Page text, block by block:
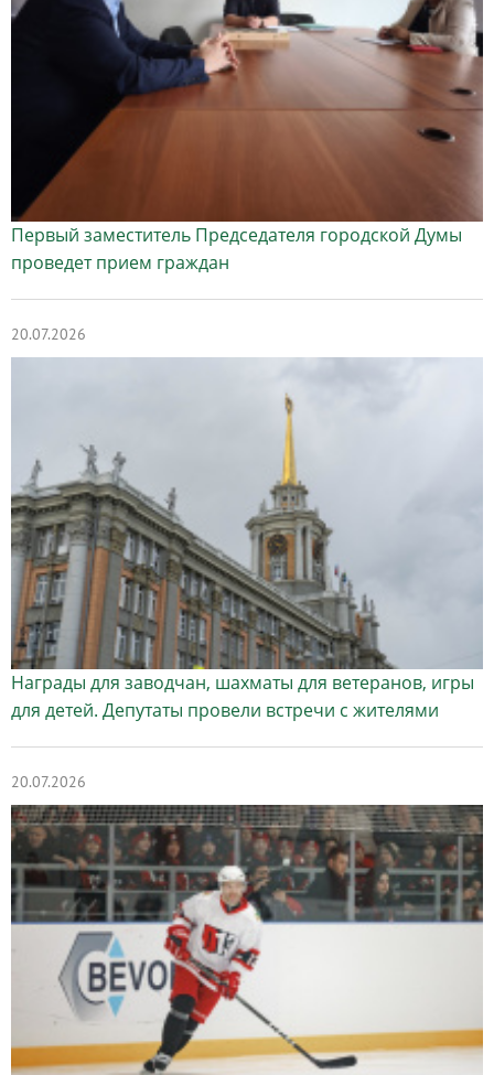
Первый заместитель Председателя городской Думы
проведет прием граждан
20.07.2026
Награды для заводчан, шахматы для ветеранов, игры
для детей. Депутаты провели встречи с жителями
20.07.2026